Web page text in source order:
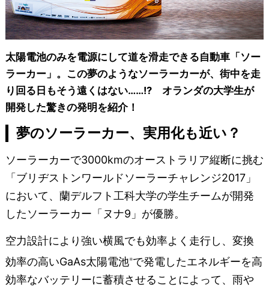
太陽電池のみを電源にして道を滑走できる自動車「ソー
ラーカー」。この夢のようなソーラーカーが、街中を走
り回る日もそう遠くはない……!? オランダの大学生が
開発した驚きの発明を紹介！
夢のソーラーカー、実用化も近い？
ソーラーカーで3000kmのオーストラリア縦断に挑む
「ブリヂストンワールドソーラーチャレンジ2017」
において、蘭デルフト工科大学の学生チームが開発
したソーラーカー「ヌナ9」が優勝。
空力設計により強い横風でも効率よく走行し、変換
効率の高いGaAs太陽電池※で発電したエネルギーを高
効率なバッテリーに蓄積させることによって、雨や